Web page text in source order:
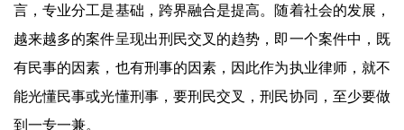
言，专业分工是基础，跨界融合是提高。随着社会的发展，
越来越多的案件呈现出刑民交叉的趋势，即一个案件中，既
有民事的因素，也有刑事的因素，因此作为执业律师，就不
能光懂民事或光懂刑事，要刑民交叉，刑民协同，至少要做
到一专一兼。